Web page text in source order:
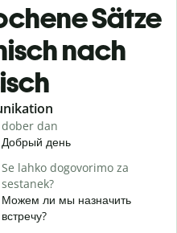
Sätze
nach
dober dan
Добрый день
Se lahko dogovorimo za
sestanek?
Можем ли мы назначить
встречу?